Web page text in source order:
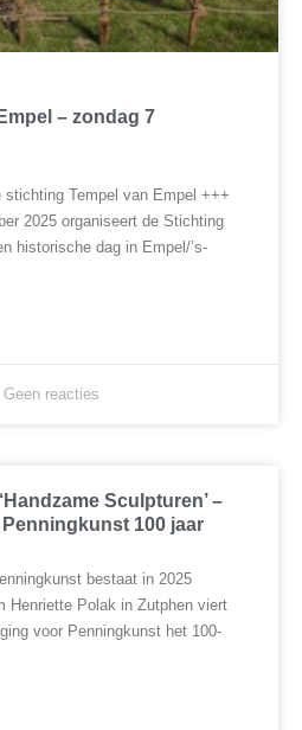
– zondag 7
stichting Tempel van Empel +++
2025 organiseert de Stichting
historische dag in Empel/’s-
Geen reacties
Sculpturen’ –
100 jaar
bestaat in 2025
Henriette Polak in Zutphen viert
voor Penningkunst het 100-